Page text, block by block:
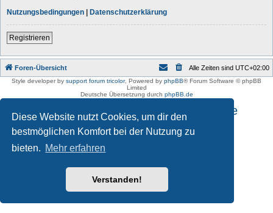
Diese Website nutzt Cookies, um dir den
bestmöglichen Komfort bei der Nutzung zu
bieten. Mehr erfahren
Verstanden!
Nutzungsbedingungen | Datenschutzerklärung
Registrieren
Foren-Übersicht Alle Zeiten sind UTC+02:00
Style developer by support forum tricolor, Powered by phpBB® Forum Software © phpBB
Limited
Deutsche Übersetzung durch phpBB.de
Impressum und Datenschutzhinweise